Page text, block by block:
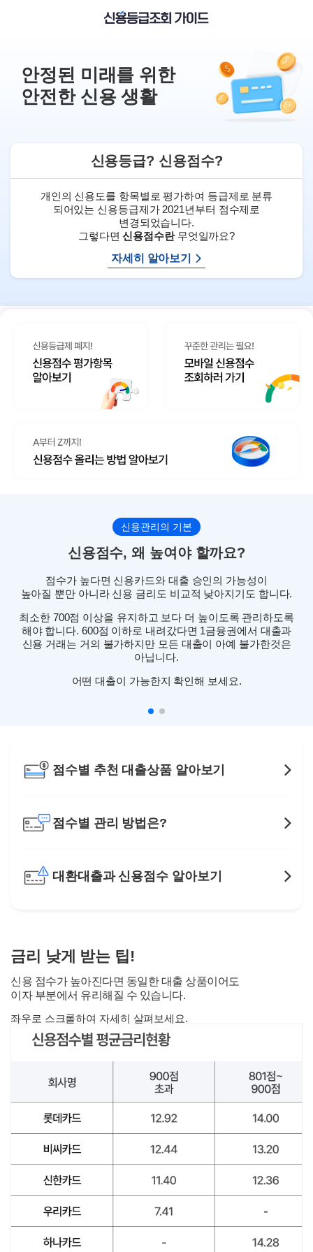
안정된 미래를 위한
안전한 신용 생활
신용등급? 신용점수?
개인의 신용도를 항목별로 평가하여 등급제로 분류
되어있는 신용등급제가 2021년부터 점수제로
변경되었습니다.
그렇다면신용점수란무엇일까요?
자세히 알아보기
신용관리의 기본
신용점수, 왜 높여야 할까요?
점수가 높다면 신용카드와 대출 승인의 가능성이
높아질 뿐만 아니라 신용 금리도 비교적 낮아지기도 합니다.
최소한 700점 이상을 유지하고 보다 더 높이도록 관리하도록
해야 합니다. 600점 이하로 내려갔다면 1금융권에서 대출과
신용 거래는 거의 불가하지만 모든 대출이 아예 불가한것은
아닙니다.
어떤 대출이 가능한지 확인해 보세요.
점수별 추천 대출상품 알아보기
점수별 관리 방법은?
대환대출과 신용점수 알아보기
금리 낮게 받는 팁!
신용 점수가 높아진다면 동일한 대출 상품이어도
이자 부분에서 유리해질 수 있습니다.
좌우로 스크롤하여 자세히 살펴보세요.